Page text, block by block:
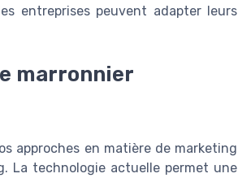
entreprises peuvent adapter leurs
marronnier
approches en matière de marketing
La technologie actuelle permet une